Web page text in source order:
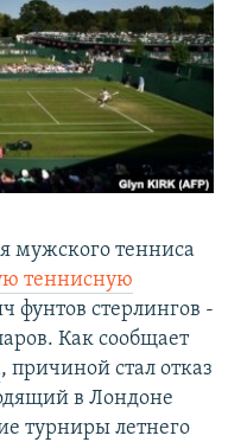
мужского тенниса
теннисную
фунтов стерлингов -
Как сообщает
, причиной стал отказ
в Лондоне
турниры летнего